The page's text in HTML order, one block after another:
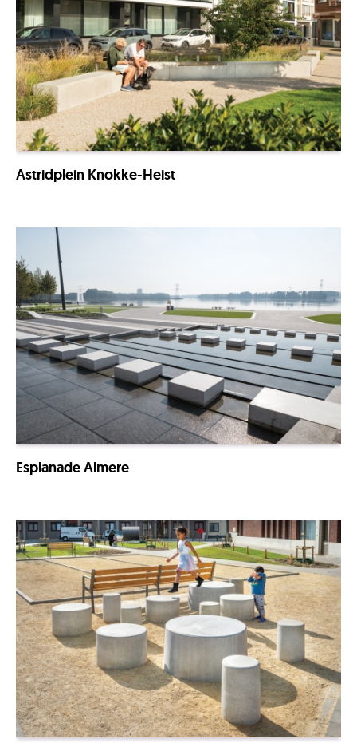
Astridplein Knokke-Heist
Esplanade Almere